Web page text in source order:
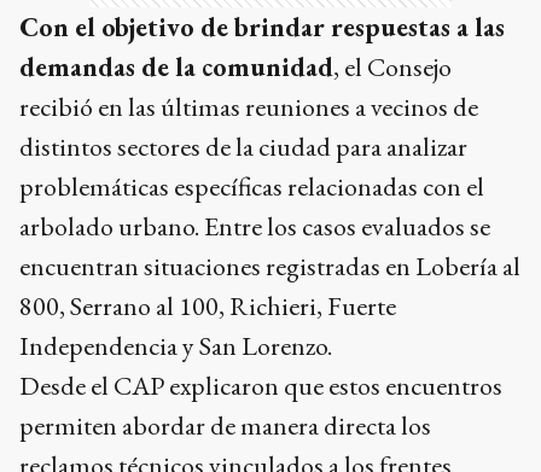
Con el objetivo de brindar respuestas a las
demandas de la comunidad, el Consejo
recibió en las últimas reuniones a vecinos de
distintos sectores de la ciudad para analizar
problemáticas específicas relacionadas con el
arbolado urbano. Entre los casos evaluados se
encuentran situaciones registradas en Lobería al
800, Serrano al 100, Richieri, Fuerte
Independencia y San Lorenzo.
Desde el CAP explicaron que estos encuentros
permiten abordar de manera directa los